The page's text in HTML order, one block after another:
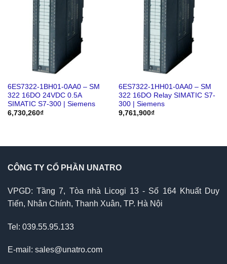
6ES7322-1BH01-0AA0 – SM
322 16DO 24VDC 0.5A
SIMATIC S7-300 | Siemens
6,730,260₫
6ES7322-1HH01-0AA0 – SM
322 16DO Relay SIMATIC S7-
300 | Siemens
9,761,900₫
CÔNG TY CỔ PHẦN UNATRO
VPGD: Tầng 7, Tòa nhà Licogi 13 - Số 164 Khuất Duy
Tiến, Nhân Chính, Thanh Xuân, TP. Hà Nội
Tel: 039.55.95.133
E-mail: sales@unatro.com